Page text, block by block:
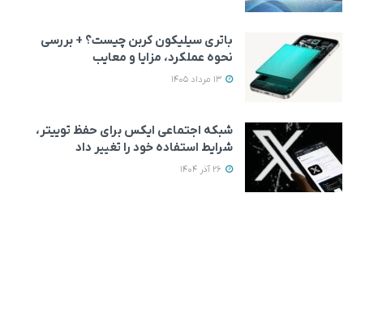
باتری سیلیکون کربن چیست؟ + بررسی
نحوه عملکرد، مزایا و معایب
شبکه اجتماعی ایکس برای حفظ توییتر،
شرایط استفاده خود را تغییر داد